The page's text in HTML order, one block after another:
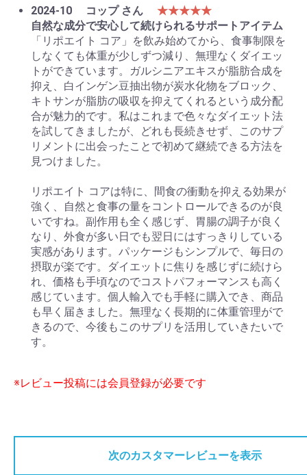
2024-10
コップ さん
★★★★★
自然な成分で安心して続けられるサポートアイテム
「リポエイト コア」を飲み始めてから、食事制限を
しなくても体重が少しずつ減り、無理なくダイエッ
トができています。ガルシニアエキスが脂肪合成を
抑え、白インゲン豆抽出物が炭水化物をブロック、
キトサンが脂肪の吸収を抑えてくれるという成分配
合が魅力的です。私はこれまで色々なダイエット法
を試してきましたが、どれも長続きせず、このサプ
リメントに出会ったことで初めて継続できる方法を
見つけました。
リポエイト コアは特に、間食の衝動を抑える効果が
強く、自然と食事の量をコントロールできるのが良
いですね。副作用も全く感じず、胃腸の調子が良く
なり、外食が多い日でも翌日にはすっきりしている
実感があります。パッケージもシンプルで、毎日の
摂取が楽です。ダイエットに焦りを感じずに続けら
れ、価格も手頃なのでコストパフォーマンスも高く
感じています。個人輸入でも手軽に購入でき、商品
も早く届きました。無理なく長期的に体重管理がで
きるので、今後もこのサプリを活用していきたいで
す。
※レビュー投稿には会員登録が必要です
次のカスタマーレビューを表示